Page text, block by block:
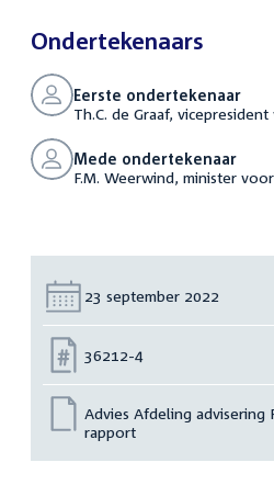
Ondertekenaars
Eerste ondertekenaar
Th.C. de Graaf,
Mede ondertekenaar
F.M. Weerwind, minister
Datum:
23 september 2022
Nummer:
36212-4
Advies Afdeling advisering
rapport